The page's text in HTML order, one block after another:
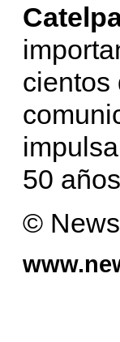
cientos
50
©